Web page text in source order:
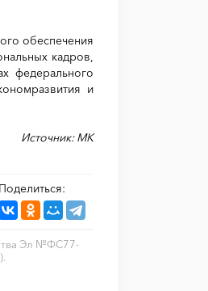
обеспечения
кадров,
федерального
и
Источник: МК
Поделиться:
Эл №ФС77-